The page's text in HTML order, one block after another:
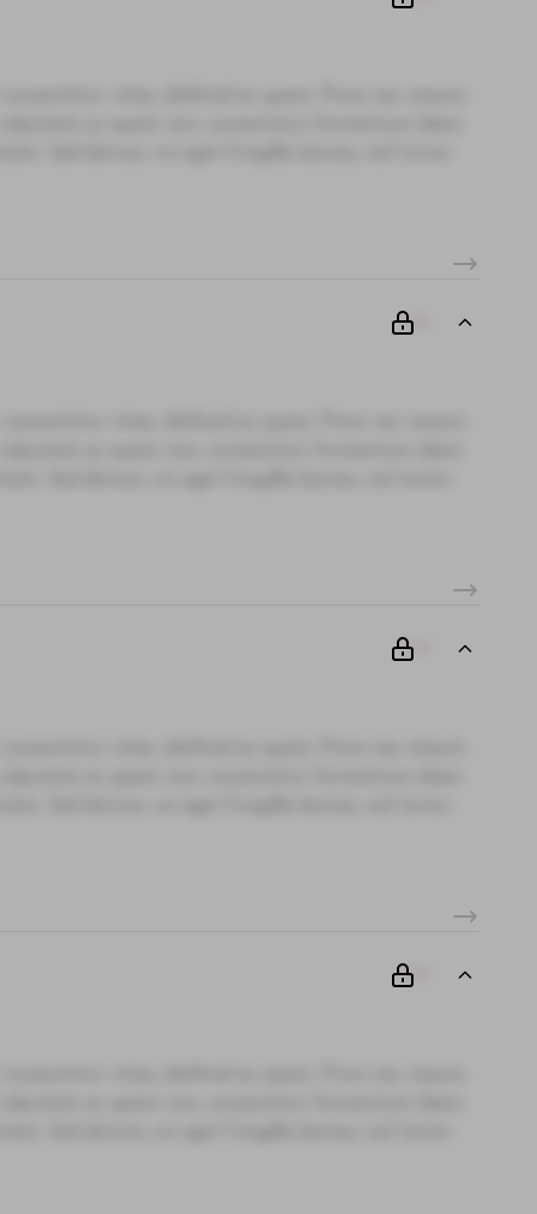
ac quam non, consectetur fermentum diam.
00
ac quam non, consectetur fermentum diam.
00
ac quam non, consectetur fermentum diam.
00
ac quam non, consectetur fermentum diam.